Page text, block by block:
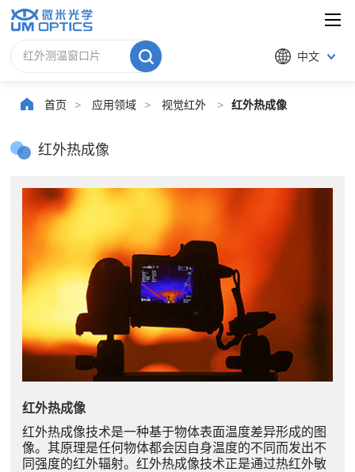
中文
首页 > 应用领域 > 视觉红外 > 红外热成像
红外热成像
红外热成像
红外热成像技术是一种基于物体表面温度差异形成的图
像。其原理是任何物体都会因自身温度的不同而发出不
同强度的红外辐射。红外热成像技术正是通过热红外敏